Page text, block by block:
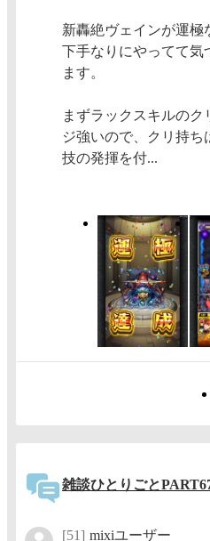
新轟絶ヴェインが運極
下手なりにやってて気
ます。
まずラックスキルの
ジ強いので、クリ持ち
技の発揮を付...
雑談ひとりごと
[51] mixiユーザー